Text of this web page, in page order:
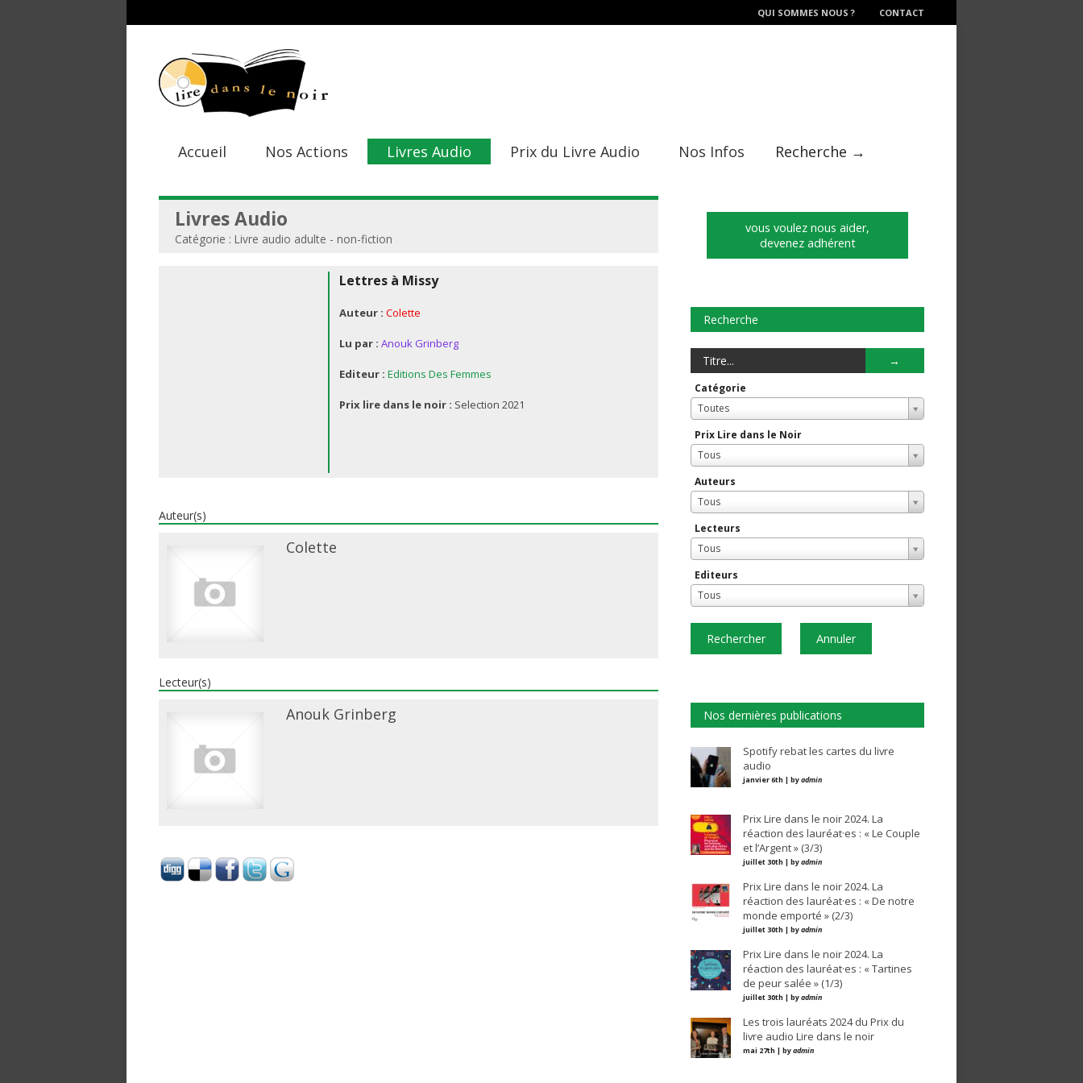
QUI SOMMES NOUS ? CONTACT
Accueil Nos Actions Livres Audio Prix du Livre Audio Nos Infos Recherche →
Livres Audio
Catégorie : Livre audio adulte - non-fiction
Lettres à Missy
Auteur : Colette
Lu par : Anouk Grinberg
Editeur : Editions Des Femmes
Prix lire dans le noir : Selection 2021
Auteur(s)
Colette
Lecteur(s)
Anouk Grinberg
vous voulez nous aider,
devenez adhérent
Recherche
Catégorie
Toutes
Prix Lire dans le Noir
Tous
Auteurs
Tous
Lecteurs
Tous
Editeurs
Tous
Rechercher Annuler
Nos dernières publications
Spotify rebat les cartes du livre
audio
janvier 6th | byadmin
Prix Lire dans le noir 2024. La
réaction des lauréat·es : « Le Couple
et l’Argent » (3/3)
juillet 30th | byadmin
Prix Lire dans le noir 2024. La
réaction des lauréat·es : « De notre
monde emporté » (2/3)
juillet 30th | byadmin
Prix Lire dans le noir 2024. La
réaction des lauréat·es : « Tartines
de peur salée » (1/3)
juillet 30th | byadmin
Les trois lauréats 2024 du Prix du
livre audio Lire dans le noir
mai 27th | byadmin